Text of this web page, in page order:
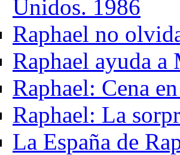
Unidos. 1986
Raphael no
Raphael ayuda
Raphael: Cena
Raphael: La
La España de